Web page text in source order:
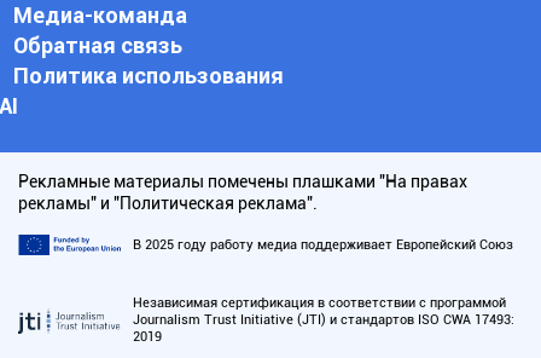
Медиа-команда
Обратная связь
Политика использования
АI
Рекламные материалы помечены плашками "На правах
рекламы" и "Политическая реклама".
В 2025 году работу медиа поддерживает Европейский Союз
Независимая сертификация в соответствии с программой
Journalism Trust Initiative (JTI) и стандартов ISO CWA 17493:
2019